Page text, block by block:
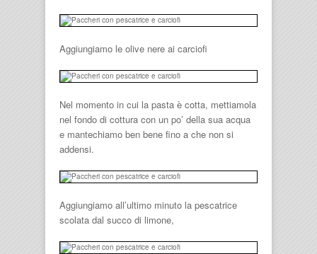
Aggiungiamo le olive nere ai carciofi
Nel momento in cui la pasta è cotta, mettiamola
nel fondo di cottura con un po’ della sua acqua
e mantechiamo ben bene fino a che non si
addensi.
Aggiungiamo all’ultimo minuto la pescatrice
scolata dal succo di limone,